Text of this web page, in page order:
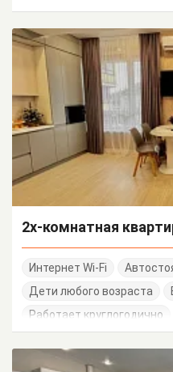
Интернет Wi-Fi
Дети любого возраста
Работает круглогодично